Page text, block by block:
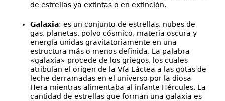
de estrellas ya extintas o en extinción.
Galaxia: es un conjunto de estrellas, nubes de
gas, planetas, polvo cósmico, materia oscura y
energía unidas gravitatoriamente en una
estructura más o menos definida. La palabra
«galaxia» procede de los griegos, los cuales
atribuían el origen de la Vía Láctea a las gotas de
leche derramadas en el universo por la diosa
Hera mientras alimentaba al infante Hércules. La
cantidad de estrellas que forman una galaxia es